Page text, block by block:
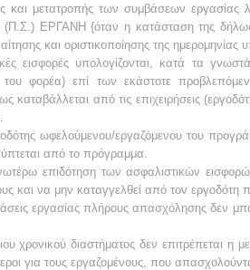
και μετατροπής των συμβάσεων εργασίας
(Π.Σ.) ΕΡΓΑΝΗ {όταν η κατάσταση της
και οριστικοποίησης της
εισφορές υπολογίζονται, κατά τα
του φορέα) επί των εκάστοτε
καταβάλλεται από τις επιχειρήσεις
ωφελούμενου/εργαζόμενου του
από το πρόγραμμα.
επιδότηση των ασφαλιστικών
και να μην καταγγελθεί από τον
εργασίας πλήρους απασχόλησης δεν
χρονικού διαστήματος δεν
για τους εργαζομένους, που